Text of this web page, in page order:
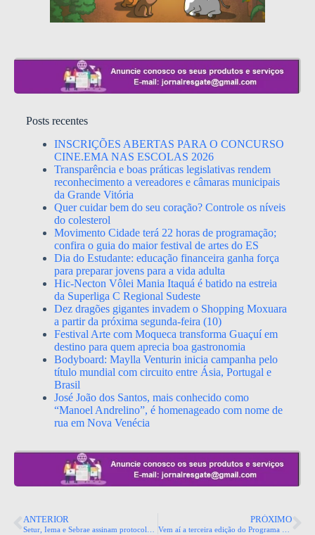
Posts recentes
INSCRIÇÕES ABERTAS PARA O CONCURSO
CINE.EMA NAS ESCOLAS 2026
Transparência e boas práticas legislativas rendem
reconhecimento a vereadores e câmaras municipais
da Grande Vitória
Quer cuidar bem do seu coração? Controle os níveis
do colesterol
Movimento Cidade terá 22 horas de programação;
confira o guia do maior festival de artes do ES
Dia do Estudante: educação financeira ganha força
para preparar jovens para a vida adulta
Hic-Necton Vôlei Mania Itaquá é batido na estreia
da Superliga C Regional Sudeste
Dez dragões gigantes invadem o Shopping Moxuara
a partir da próxima segunda-feira (10)
Festival Arte com Moqueca transforma Guaçuí em
destino para quem aprecia boa gastronomia
Bodyboard: Maylla Venturin inicia campanha pelo
título mundial com circuito entre Ásia, Portugal e
Brasil
José João dos Santos, mais conhecido como
“Manoel Andrelino”, é homenageado com nome de
rua em Nova Venécia
ANTERIOR PRÓXIMO